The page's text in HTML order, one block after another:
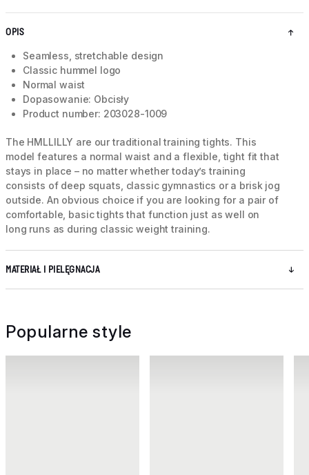
OPIS
Seamless, stretchable design
Classic hummel logo
Normal waist
Dopasowanie: Obcisły
Product number: 203028-1009
The HMLLILLY are our traditional training tights. This
model features a normal waist and a flexible, tight fit that
stays in place – no matter whether today’s training
consists of deep squats, classic gymnastics or a brisk jog
outside. An obvious choice if you are looking for a pair of
comfortable, basic tights that function just as well on
long runs as during classic weight training.
MATERIAŁ I PIELĘGNACJA
Popularne style